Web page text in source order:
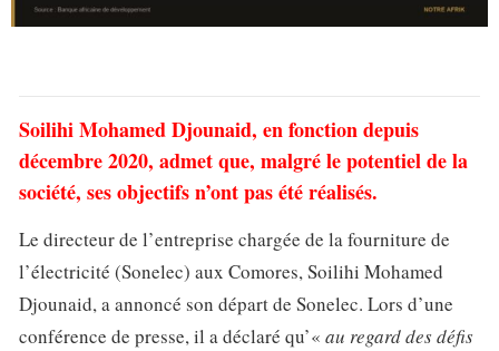
Soilihi Mohamed Djounaid, en fonction depuis
décembre 2020, admet que, malgré le potentiel de la
société, ses objectifs n’ont pas été réalisés.
Le directeur de l’entreprise chargée de la fourniture de
l’électricité (Sonelec) aux Comores, Soilihi Mohamed
Djounaid, a annoncé son départ de Sonelec. Lors d’une
conférence de presse, il a déclaré qu’« au regard des défis